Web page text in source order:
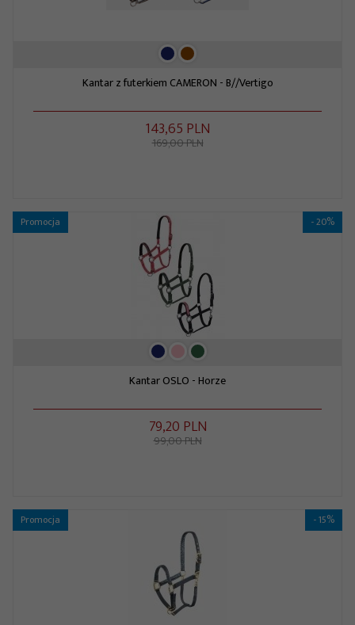
Kantar z futerkiem CAMERON - B//Vertigo
143,65 PLN
169,00 PLN
Promocja - 20%
Kantar OSLO - Horze
79,20 PLN
99,00 PLN
Promocja - 15%